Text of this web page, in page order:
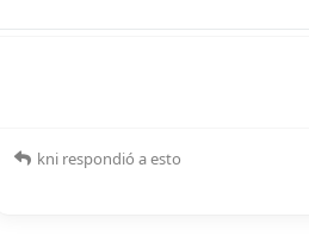
kni respondió a esto